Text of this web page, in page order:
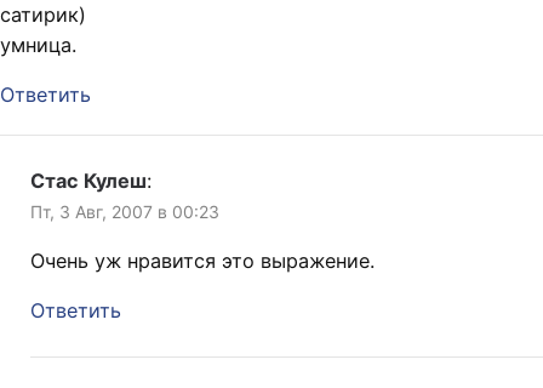
сатирик)
умница.
Ответить
Стас Кулеш:
Пт, 3 Авг, 2007 в 00:23
Очень уж нравится это выражение.
Ответить